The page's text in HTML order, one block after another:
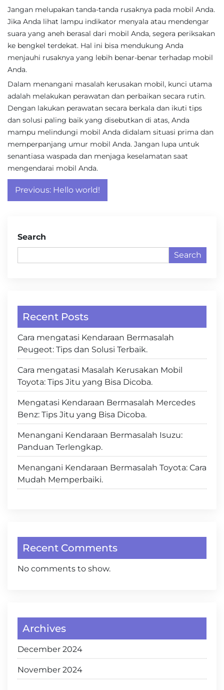
Jangan melupakan tanda-tanda rusaknya pada mobil Anda.
Jika Anda lihat lampu indikator menyala atau mendengar
suara yang aneh berasal dari mobil Anda, segera periksakan
ke bengkel terdekat. Hal ini bisa mendukung Anda
menjauhi rusaknya yang lebih benar-benar terhadap mobil
Anda.
Dalam menangani masalah kerusakan mobil, kunci utama
adalah melakukan perawatan dan perbaikan secara rutin.
Dengan lakukan perawatan secara berkala dan ikuti tips
dan solusi paling baik yang disebutkan di atas, Anda
mampu melindungi mobil Anda didalam situasi prima dan
memperpanjang umur mobil Anda. Jangan lupa untuk
senantiasa waspada dan menjaga keselamatan saat
mengendarai mobil Anda.
Post
navigation
Previous: Hello world!
Search
Search
Recent Posts
Cara mengatasi Kendaraan Bermasalah
Peugeot: Tips dan Solusi Terbaik.
Cara mengatasi Masalah Kerusakan Mobil
Toyota: Tips Jitu yang Bisa Dicoba.
Mengatasi Kendaraan Bermasalah Mercedes
Benz: Tips Jitu yang Bisa Dicoba.
Menangani Kendaraan Bermasalah Isuzu:
Panduan Terlengkap.
Menangani Kendaraan Bermasalah Toyota: Cara
Mudah Memperbaiki.
Recent Comments
No comments to show.
Archives
December 2024
November 2024